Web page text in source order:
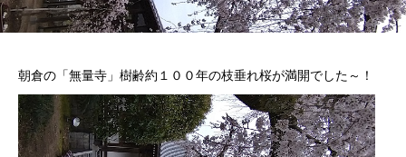
朝倉の「無量寺」樹齢約１００年の枝垂れ桜が満開でした～！